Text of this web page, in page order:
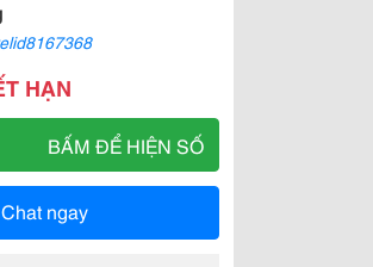
HẠN
BẤM ĐỂ HIỆN SỐ
Chat ngay